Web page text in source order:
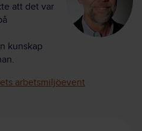
att det var
kunskap
arbetsmiljöevent